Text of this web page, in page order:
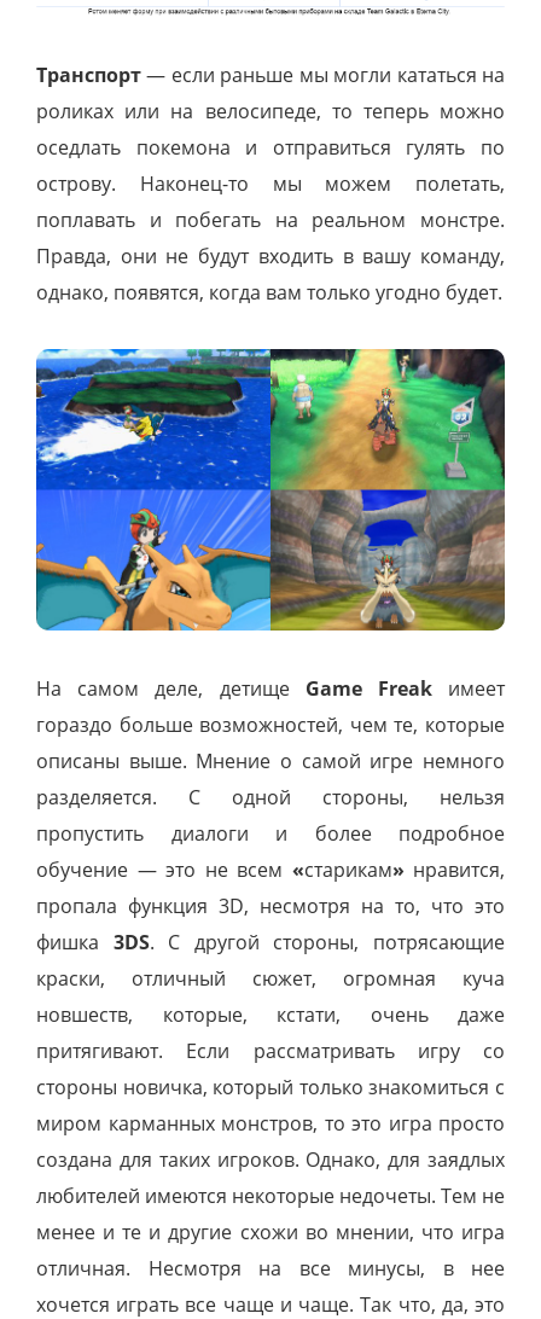
Транспорт— если раньше мы могли кататься на
роликах или на велосипеде, то теперь можно
оседлать покемона и отправиться гулять по
острову. Наконец-то мы можем полетать,
поплавать и побегать на реальном монстре.
Правда, они не будут входить в вашу команду,
однако, появятся, когда вам только угодно будет.
На самом деле, детище Game Freakимеет
гораздо больше возможностей, чем те, которые
описаны выше. Мнение о самой игре немного
разделяется. С одной стороны, нельзя
пропустить диалоги и более подробное
обучение — это не всем «старикам» нравится,
пропала функция 3D, несмотря на то, что это
фишка 3DS. С другой стороны, потрясающие
краски, отличный сюжет, огромная куча
новшеств, которые, кстати, очень даже
притягивают. Если рассматривать игру со
стороны новичка, который только знакомиться с
миром карманных монстров, то это игра просто
создана для таких игроков. Однако, для заядлых
любителей имеются некоторые недочеты. Тем не
менее и те и другие схожи во мнении, что игра
отличная. Несмотря на все минусы, в нее
хочется играть все чаще и чаще. Так что, да, это